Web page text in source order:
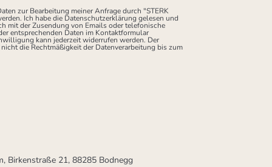
zur Bearbeitung meiner Anfrage durch "STERK
Ich habe die Datenschutzerklärung gelesen und
mit der Zusendung von Emails oder telefonische
entsprechenden Daten im Kontaktformular
kann jederzeit widerrufen werden. Der
die Rechtmäßigkeit der Datenverarbeitung bis zum
Birkenstraße 21, 88285 Bodnegg